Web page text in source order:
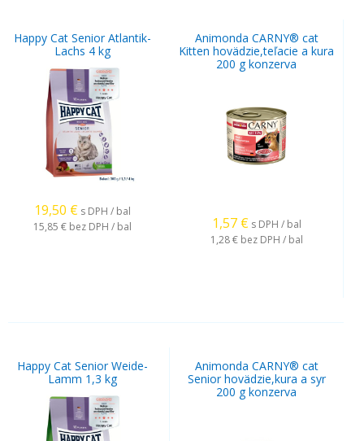
Happy Cat Senior Atlantik-
Lachs 4 kg
19,50 € s DPH / bal
15,85 € bez DPH / bal
Animonda CARNY® cat
Kitten hovädzie,teľacie a kura
200 g konzerva
1,57 € s DPH / bal
1,28 € bez DPH / bal
Happy Cat Senior Weide-
Lamm 1,3 kg
Animonda CARNY® cat
Senior hovädzie,kura a syr
200 g konzerva